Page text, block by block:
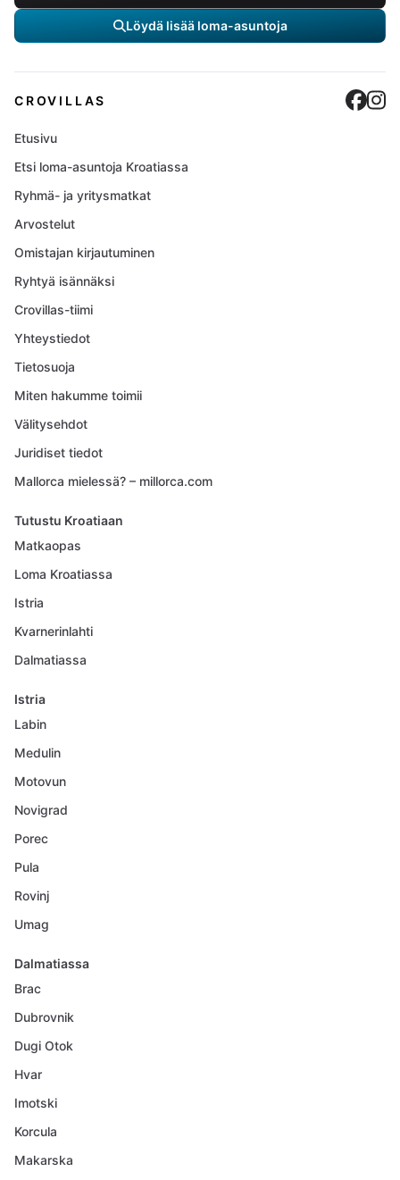
Löydä lisää loma-asuntoja
CROVILLAS
Etusivu
Etsi loma-asuntoja Kroatiassa
Ryhmä- ja yritysmatkat
Arvostelut
Omistajan kirjautuminen
Ryhtyä isännäksi
Crovillas-tiimi
Yhteystiedot
Tietosuoja
Miten hakumme toimii
Välitysehdot
Juridiset tiedot
Mallorca mielessä? – millorca.com
Tutustu Kroatiaan
Matkaopas
Loma Kroatiassa
Istria
Kvarnerinlahti
Dalmatiassa
Istria
Labin
Medulin
Motovun
Novigrad
Porec
Pula
Rovinj
Umag
Dalmatiassa
Brac
Dubrovnik
Dugi Otok
Hvar
Imotski
Korcula
Makarska